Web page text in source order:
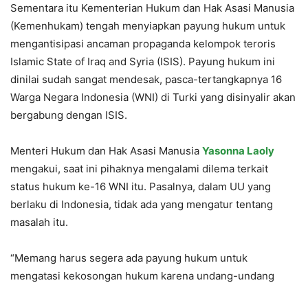
Sementara itu Kementerian Hukum dan Hak Asasi Manusia
(Kemenhukam) tengah menyiapkan payung hukum untuk
mengantisipasi ancaman propaganda kelompok teroris
Islamic State of Iraq and Syria (ISIS). Payung hukum ini
dinilai sudah sangat mendesak, pasca-tertangkapnya 16
Warga Negara Indonesia (WNI) di Turki yang disinyalir akan
bergabung dengan ISIS.
Menteri Hukum dan Hak Asasi Manusia Yasonna Laoly
mengakui, saat ini pihaknya mengalami dilema terkait
status hukum ke-16 WNI itu. Pasalnya, dalam UU yang
berlaku di Indonesia, tidak ada yang mengatur tentang
masalah itu.
“Memang harus segera ada payung hukum untuk
mengatasi kekosongan hukum karena undang-undang